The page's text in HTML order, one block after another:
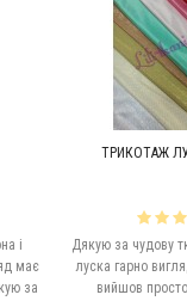
і
має
за
ТРИКОТАЖ
Дякую за чудову
луска гарно
вийшов